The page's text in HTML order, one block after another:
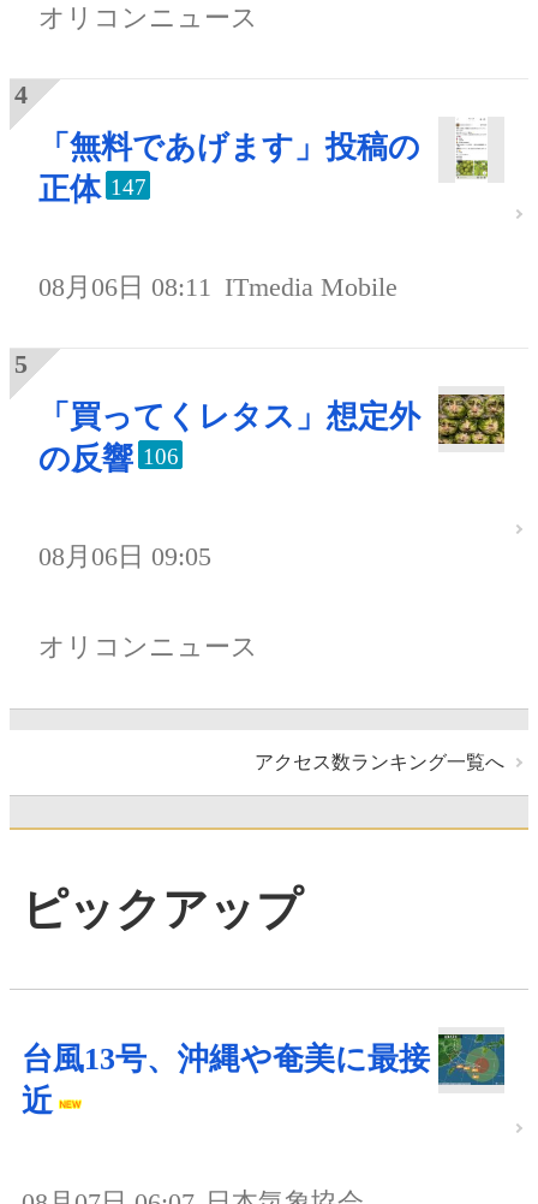
オリコンニュース
「無料であげます」投稿の
正体 147
08月06日 08:11 ITmedia Mobile
「買ってくレタス」想定外
の反響 106
08月06日 09:05
オリコンニュース
アクセス数ランキング一覧へ
ピックアップ
台風13号、沖縄や奄美に最接
近